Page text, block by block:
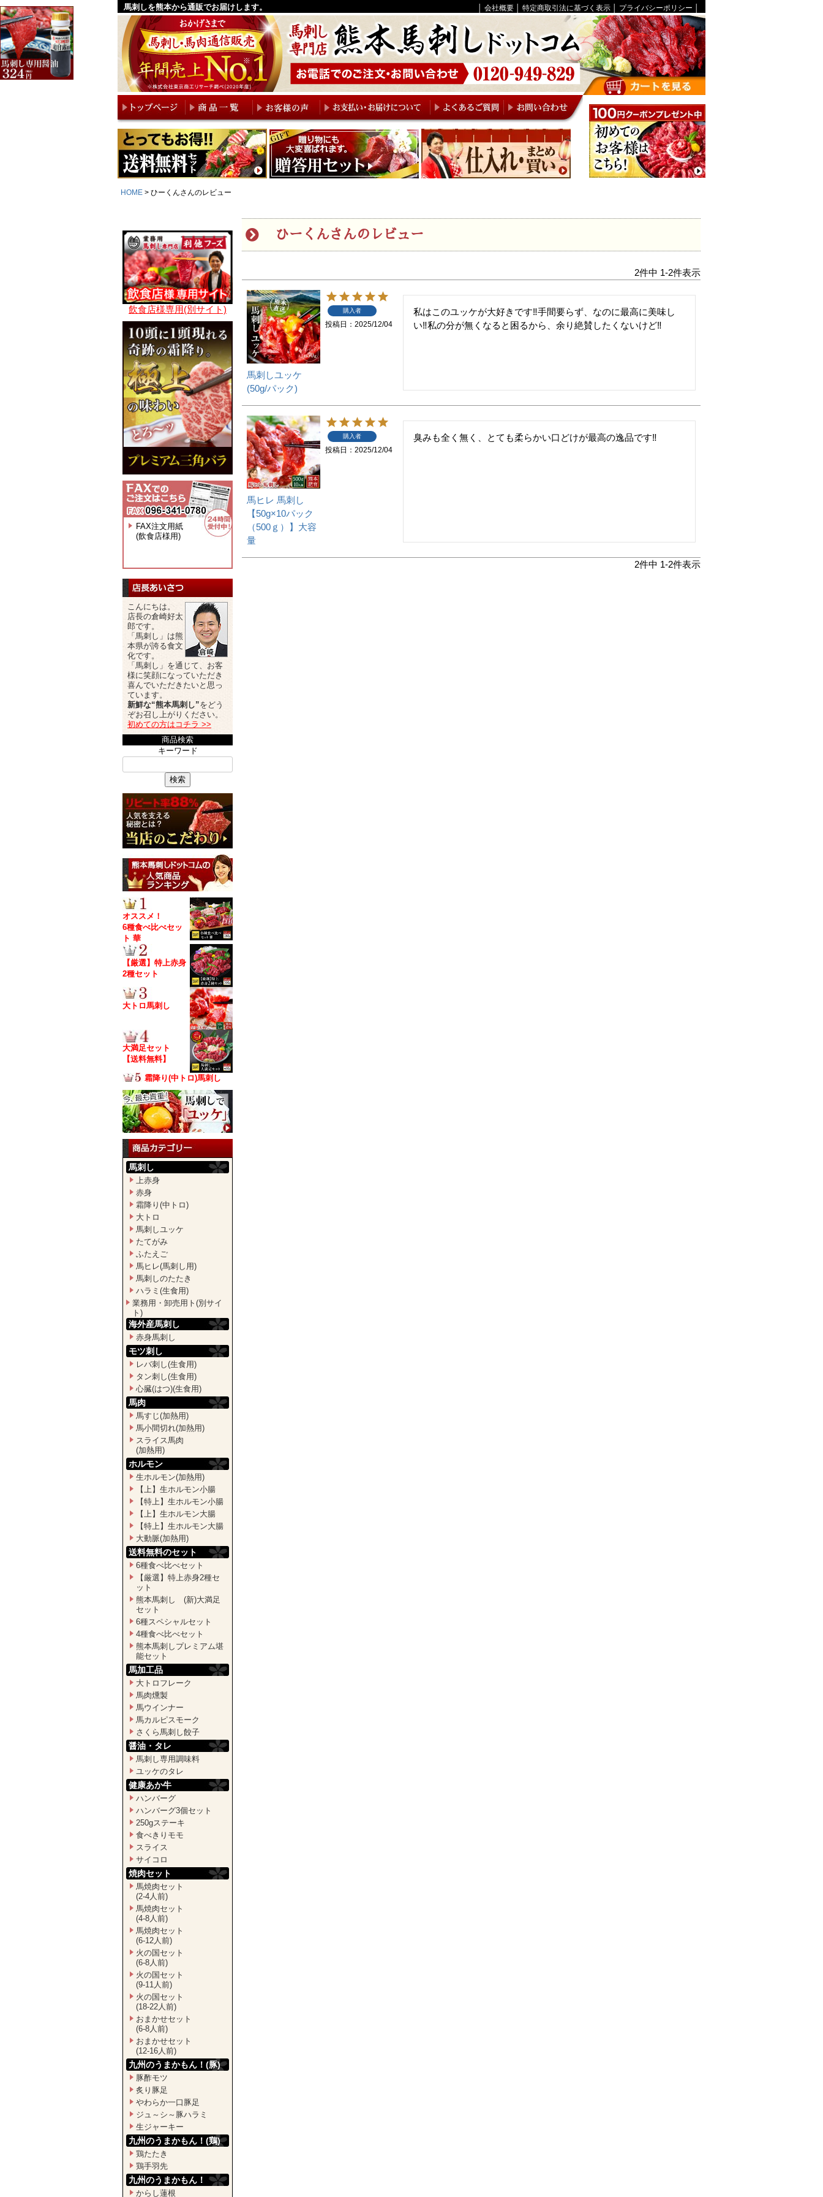
馬刺しを熊本から通販でお届けします。 会社概要 特定商取引法に基づく表示 プライバシーポリシー
HOME ひーくんさんのレビュー
飲食店様専用(別サイト)
FAX注文用紙
(飲食店様用)
こんにちは。
店長の倉崎好太
郎です。
「馬刺し」は熊
本県が誇る食文
化です。
「馬刺し」を通じて、お客
様に笑顔になっていただき
喜んでいただきたいと思っ
ています。
新鮮な“熊本馬刺し”をどう
ぞお召し上がりください。
初めての方はコチラ >>
商品検索
キーワード
検索
オススメ！
6種食べ比べセッ
ト 華
【厳選】特上赤身
2種セット
大トロ馬刺し
大満足セット
【送料無料】
霜降り(中トロ)馬刺し
馬刺し
上赤身
赤身
霜降り(中トロ)
大トロ
馬刺しユッケ
たてがみ
ふたえご
馬ヒレ(馬刺し用)
馬刺しのたたき
ハラミ(生食用)
業務用・卸売用ト(別サイ
ト)
海外産馬刺し
赤身馬刺し
モツ刺し
レバ刺し(生食用)
タン刺し(生食用)
心臓(はつ)(生食用)
馬肉
馬すじ(加熱用)
馬小間切れ(加熱用)
スライス馬肉
(加熱用)
ホルモン
生ホルモン(加熱用)
【上】生ホルモン小腸
【特上】生ホルモン小腸
【上】生ホルモン大腸
【特上】生ホルモン大腸
大動脈(加熱用)
送料無料のセット
6種食べ比べセット
【厳選】特上赤身2種セ
ット
熊本馬刺し (新)大満足
セット
6種スペシャルセット
4種食べ比べセット
熊本馬刺しプレミアム堪
能セット
馬加工品
大トロフレーク
馬肉燻製
馬ウインナー
馬カルピスモーク
さくら馬刺し餃子
醤油・タレ
馬刺し専用調味料
ユッケのタレ
健康あか牛
ハンバーグ
ハンバーグ3個セット
250gステーキ
食べきりモモ
スライス
サイコロ
焼肉セット
馬焼肉セット
(2-4人前)
馬焼肉セット
(4-8人前)
馬焼肉セット
(6-12人前)
火の国セット
(6-8人前)
火の国セット
(9-11人前)
火の国セット
(18-22人前)
おまかせセット
(6-8人前)
おまかせセット
(12-16人前)
九州のうまかもん！(豚)
豚酢モツ
炙り豚足
やわらか一口豚足
ジュ～シ～豚ハラミ
生ジャーキー
九州のうまかもん！(鶏)
鶏たたき
鶏手羽先
九州のうまかもん！
からし蓮根
ひーくんさんのレビュー
2件中 1-2件表示
馬刺しユッケ
(50g/パック)
購入者
投稿日 2025/12/04
私はこのユッケが大好きです‼️手間要らず、なのに最高に美味し
い‼️私の分が無くなると困るから、余り絶賛したくないけど‼️
馬ヒレ 馬刺し
【50g×10パック
（500ｇ）】大容
量
購入者
投稿日 2025/12/04
臭みも全く無く、とても柔らかい口どけが最高の逸品です‼️
2件中 1-2件表示